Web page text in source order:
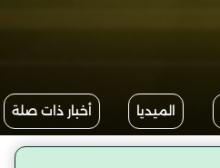
الميديا أخبار ذات صلة